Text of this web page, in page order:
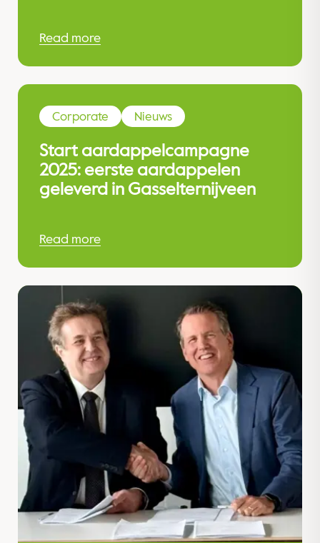
Read more
Corporate Nieuws
Start aardappelcampagne
2025: eerste aardappelen
geleverd in Gasselternijveen
Read more